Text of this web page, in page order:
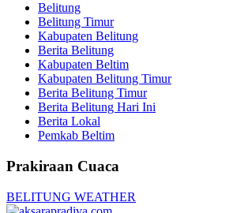
Belitung
Belitung Timur
Kabupaten Belitung
Berita Belitung
Kabupaten Beltim
Kabupaten Belitung Timur
Berita Belitung Timur
Berita Belitung Hari Ini
Berita Lokal
Pemkab Beltim
Prakiraan Cuaca
BELITUNG WEATHER